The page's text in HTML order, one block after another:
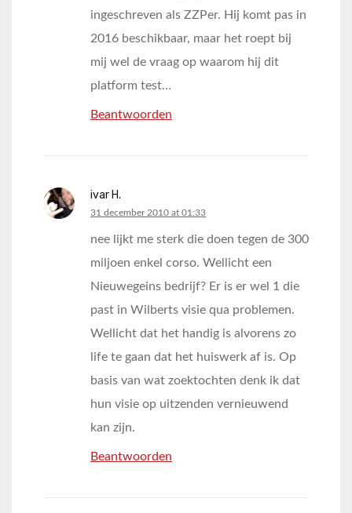
ingeschreven als ZZPer. Hij komt pas in
2016 beschikbaar, maar het roept bij
mij wel de vraag op waarom hij dit
platform test…
Beantwoorden
ivar H.
says:
31 december 2010 at 01:33
nee lijkt me sterk die doen tegen de 300
miljoen enkel corso. Wellicht een
Nieuwegeins bedrijf? Er is er wel 1 die
past in Wilberts visie qua problemen.
Wellicht dat het handig is alvorens zo
life te gaan dat het huiswerk af is. Op
basis van wat zoektochten denk ik dat
hun visie op uitzenden vernieuwend
kan zijn.
Beantwoorden